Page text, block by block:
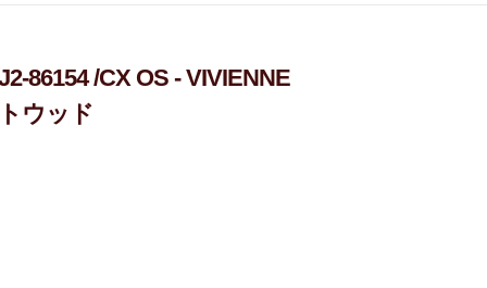
86154 /CX OS - VIVIENNE
ウッド